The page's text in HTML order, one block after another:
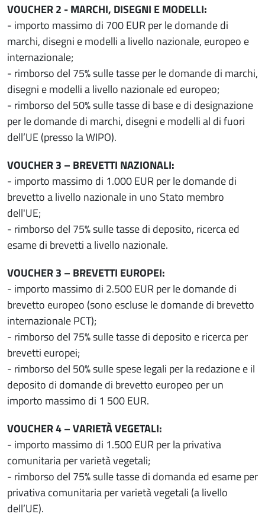
VOUCHER 2 - MARCHI, DISEGNI E MODELLI:
- importo massimo di 700 EUR per le domande di
marchi, disegni e modelli a livello nazionale, europeo e
internazionale;
- rimborso del 75% sulle tasse per le domande di marchi,
disegni e modelli a livello nazionale ed europeo;
- rimborso del 50% sulle tasse di base e di designazione
per le domande di marchi, disegni e modelli al di fuori
dell’UE (presso la WIPO).
VOUCHER 3 – BREVETTI NAZIONALI:
- importo massimo di 1.000 EUR per le domande di
brevetto a livello nazionale in uno Stato membro
dell'UE;
- rimborso del 75% sulle tasse di deposito, ricerca ed
esame di brevetti a livello nazionale.
VOUCHER 3 – BREVETTI EUROPEI:
- importo massimo di 2.500 EUR per le domande di
brevetto europeo (sono escluse le domande di brevetto
internazionale PCT);
- rimborso del 75% sulle tasse di deposito e ricerca per
brevetti europei;
- rimborso del 50% sulle spese legali per la redazione e il
deposito di domande di brevetto europeo per un
importo massimo di 1 500 EUR.
VOUCHER 4 – VARIETÀ VEGETALI:
- importo massimo di 1.500 EUR per la privativa
comunitaria per varietà vegetali;
- rimborso del 75% sulle tasse di domanda ed esame per
privativa comunitaria per varietà vegetali (a livello
dell’UE).